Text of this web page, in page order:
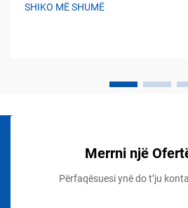
SHIKO MË SHUMË
Merrni një
Përfaqësuesi ynë do t’ju